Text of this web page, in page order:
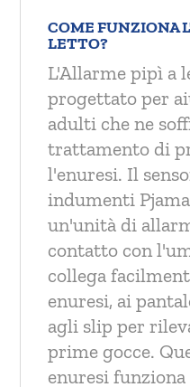
COME FUNZIONA
LETTO?
L'Allarme pipì a
progettato per
adulti che ne
trattamento di
l'enuresi. Il
indumenti
un'unità di
contatto con
collega
enuresi, ai
agli slip per
prime gocce.
enuresi